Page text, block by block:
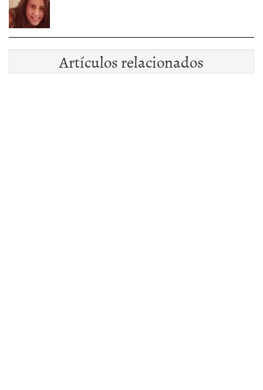
Artículos relacionados